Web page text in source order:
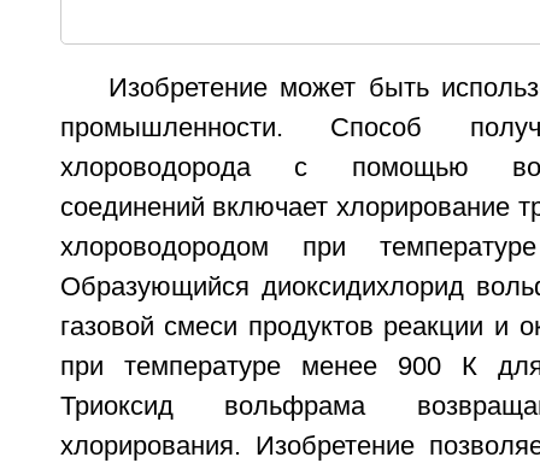
Изобретение может быть
промышленности. Способ
хлороводорода с помощью
соединений включает хлорирование
хлороводородом при
Образующийся диоксидихлорид
газовой смеси продуктов реакции и
при температуре менее 900 К
Триоксид вольфрама
хлорирования. Изобретение